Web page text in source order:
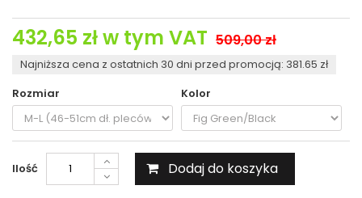
432,65 złw tym VAT 509,00 zł
Najniższa cena z ostatnich 30 dni przed promocją: 381.65 zł
Rozmiar
Kolor
Ilość Dodaj do koszyka